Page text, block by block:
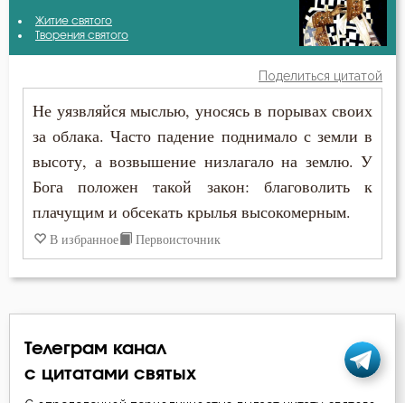
Бедность
Благодарность
Благоразумие
Благочестие
Ближний
Блуд
Бог
Богатство
Антоний Великий
Василий Великий
Григорий Богослов
Ефрем Сирин
Игнатий Брянчанинов
Иоанн Златоуст
Киприан Карфагенский
Житие святого
Творения святого
Поделиться цитатой
Не уязвляйся мыслью, уносясь в порывах своих
за облака. Часто падение поднимало с земли в
высоту, а возвышение низлагало на землю. У
Бога положен такой закон: благоволить к
плачущим и обсекать крылья высокомерным.
В избранное Первоисточник
Телеграм канал
с цитатами святых